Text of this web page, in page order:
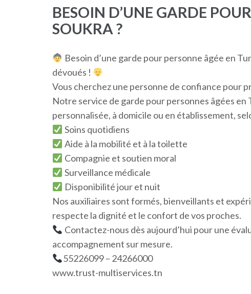
BESOIN D’UNE GARDE
SOUKRA ?
Besoin d’une garde pour personne âgée en
dévoués !
Vous cherchez une personne de confiance pour
Notre service de garde pour personnes âgées
personnalisée, à domicile ou en établissement,
Soins quotidiens
Aide à la mobilité et à la toilette
Compagnie et soutien moral
Surveillance médicale
Disponibilité jour et nuit
Nos auxiliaires sont formés, bienveillants et
respecte la dignité et le confort de vos proches.
Contactez-nous dès aujourd’hui pour une
accompagnement sur mesure.
55226099 – 24266000
www.trust-multiservices.tn